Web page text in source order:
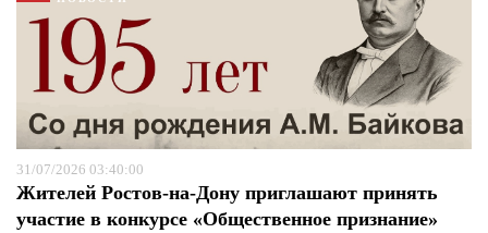
31/07/2026 03:40:00
Жителей Ростов-на-Дону приглашают принять
участие в конкурсе «Общественное признание»